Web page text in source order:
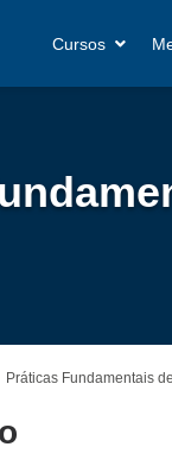
Cursos
Práticas Fundamentais